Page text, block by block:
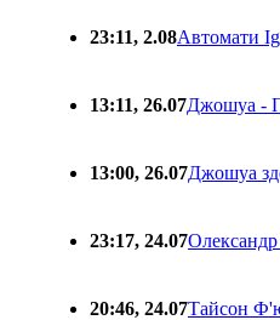
23:11, 2.08Автомати
13:11, 26.07Джошуа -
13:00, 26.07Джошуа
23:17, 24.07
20:46, 24.07Тайсон